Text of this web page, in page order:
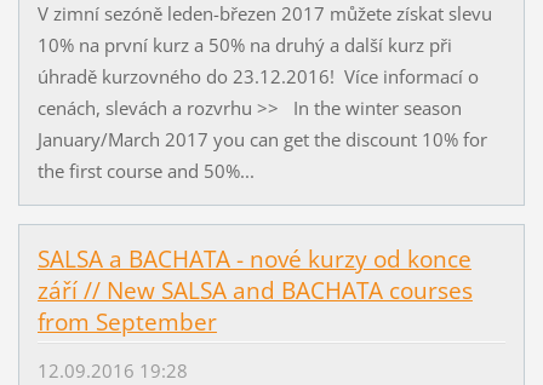
V zimní sezóně leden-březen 2017 můžete získat slevu
10% na první kurz a 50% na druhý a další kurz při
úhradě kurzovného do 23.12.2016! Více informací o
cenách, slevách a rozvrhu >> In the winter season
January/March 2017 you can get the discount 10% for
the first course and 50%...
SALSA a BACHATA - nové kurzy od konce
září // New SALSA and BACHATA courses
from September
12.09.2016 19:28